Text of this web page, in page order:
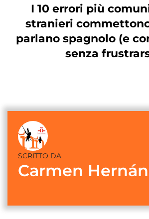
I 10 errori più
stranieri
parlano spagnolo (e
senza
SCRITTO DA
Carmen